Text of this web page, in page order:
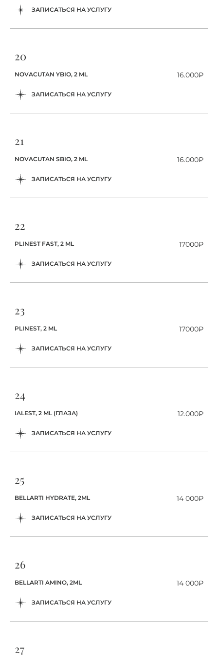
ЗАПИСАТЬСЯ НА УСЛУГУ
20
ЗАПИСАТЬСЯ НА УСЛУГУ
NOVACUTAN YBIO, 2 ML 16.000₽
21
ЗАПИСАТЬСЯ НА УСЛУГУ
NOVACUTAN SBIO, 2 ML 16.000₽
22
ЗАПИСАТЬСЯ НА УСЛУГУ
PLINEST FAST, 2 ML 17000₽
23
ЗАПИСАТЬСЯ НА УСЛУГУ
PLINEST, 2 ML 17000₽
24
ЗАПИСАТЬСЯ НА УСЛУГУ
IALEST, 2 ML (ГЛАЗА) 12.000₽
25
ЗАПИСАТЬСЯ НА УСЛУГУ
BELLARTI HYDRATE, 2ML 14 000₽
26
ЗАПИСАТЬСЯ НА УСЛУГУ
BELLARTI AMINO, 2ML 14 000₽
27